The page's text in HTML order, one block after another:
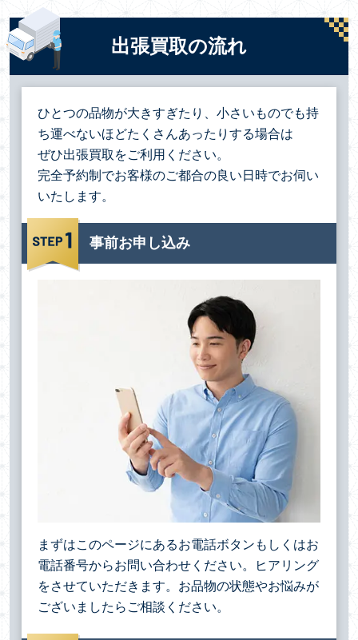
出張買取の流れ
ひとつの品物が大きすぎたり、小さいものでも持
ち運べないほどたくさんあったりする場合は
ぜひ出張買取をご利用ください。
完全予約制でお客様のご都合の良い日時でお伺い
いたします。
事前お申し込み
まずはこのページにあるお電話ボタンもしくはお
電話番号からお問い合わせください。ヒアリング
をさせていただきます。お品物の状態やお悩みが
ございましたらご相談ください。